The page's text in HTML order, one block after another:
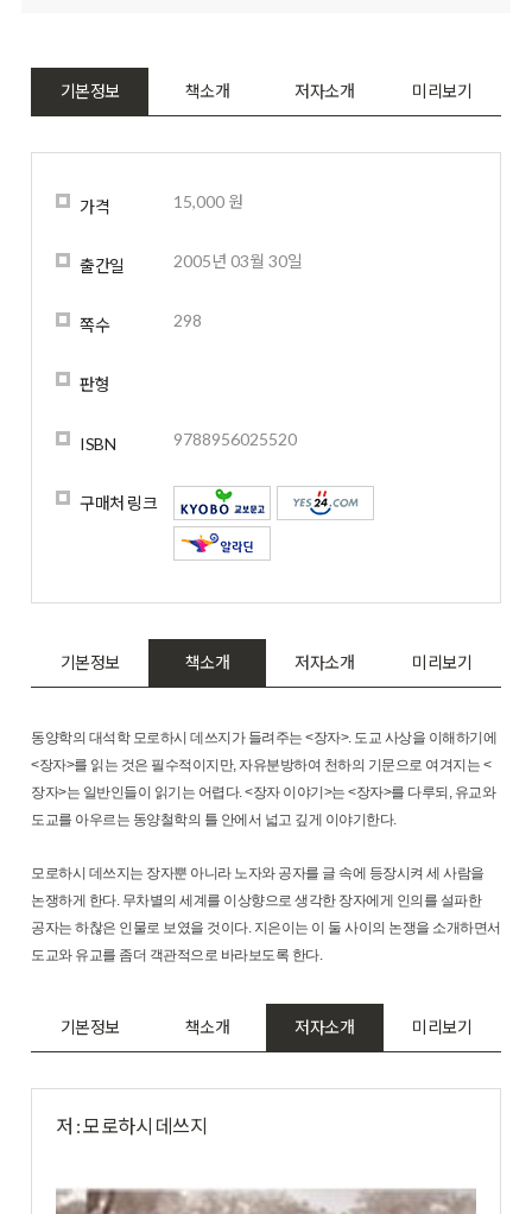
기본정보 책소개 저자소개 미리보기
가격 15,000 원
출간일 2005년 03월 30일
쪽수 298
판형
ISBN 9788956025520
구매처 링크
기본정보 책소개 저자소개 미리보기
동양학의 대석학 모로하시 데쓰지가 들려주는 <장자>. 도교 사상을 이해하기에
<장자>를 읽는 것은 필수적이지만, 자유분방하여 천하의 기문으로 여겨지는 <
장자>는 일반인들이 읽기는 어렵다. <장자 이야기>는 <장자>를 다루되, 유교와
도교를 아우르는 동양철학의 틀 안에서 넓고 깊게 이야기한다.
모로하시 데쓰지는 장자뿐 아니라 노자와 공자를 글 속에 등장시켜 세 사람을
논쟁하게 한다. 무차별의 세계를 이상향으로 생각한 장자에게 인의를 설파한
공자는 하찮은 인물로 보였을 것이다. 지은이는 이 둘 사이의 논쟁을 소개하면서
도교와 유교를 좀더 객관적으로 바라보도록 한다.
기본정보 책소개 저자소개 미리보기
저 : 모로하시 데쓰지